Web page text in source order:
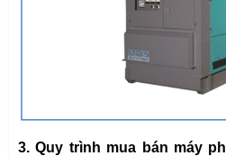
3. Quy trình mua bán máy